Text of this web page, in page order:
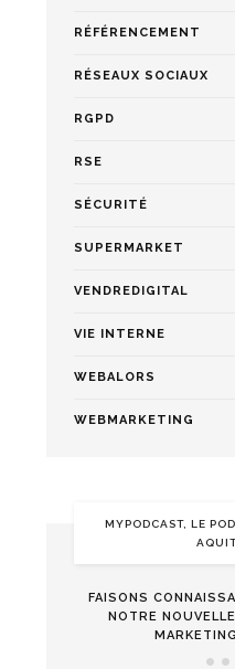
RÉFÉRENCEMENT
RÉSEAUX SOCIAUX
RGPD
RSE
SÉCURITÉ
SUPERMARKET
VENDREDIGITAL
VIE INTERNE
WEBALORS
WEBMARKETING
MYPODCAST, LE
FAISONS
NOTRE